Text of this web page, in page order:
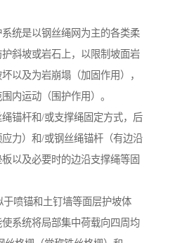
是以钢丝绳网为主的各类柔
斜坡或岩石上，以限制坡面岩
以及为岩崩塌（加固作用），
内运动（围护作用）。
锚杆和/或支撑绳固定方式，后
力）和/或钢丝绳锚杆（有边沿
以及必要时的边沿支撑绳等固
锚和土钉墙等面层护坡体
系统将局部集中荷载向四周均